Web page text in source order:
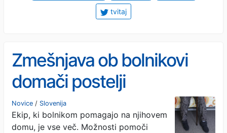
tvitaj
Zmešnjava ob bolnikovi
domači postelji
Novice / Slovenija
Ekip, ki bolnikom pomagajo na njihovem
domu, je vse več. Možnosti pomoči